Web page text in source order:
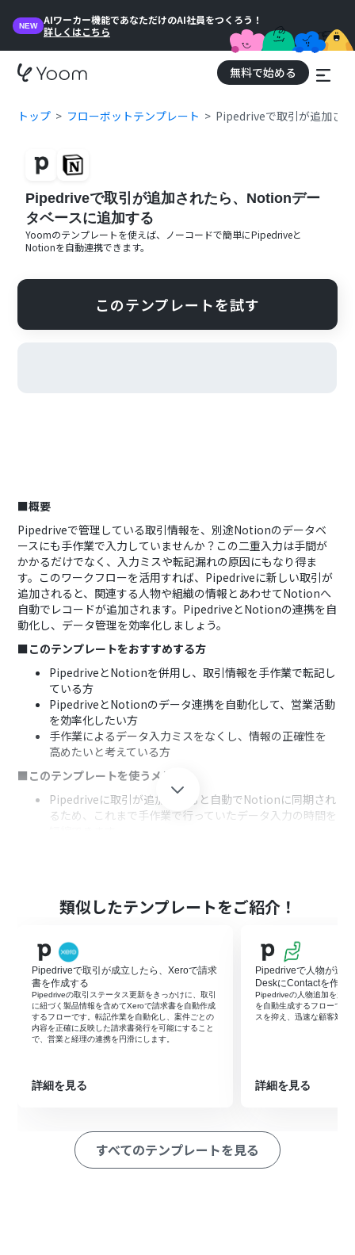
NEW
AIワーカー機能であなただけのAI社員をつくろう！
詳しくはこちら
無料で始める
トップ フローボットテンプレート Pipedriveで取引が追加さ
Pipedriveで取引が追加されたら、Notionデー
タベースに追加する
Yoomのテンプレートを使えば、ノーコードで簡単にPipedriveと
Notionを自動連携できます。
このテンプレートを試す
■概要
Pipedriveで管理している取引情報を、別途Notionのデータベ
ースにも手作業で入力していませんか？この二重入力は手間が
かかるだけでなく、入力ミスや転記漏れの原因にもなり得ま
す。このワークフローを活用すれば、Pipedriveに新しい取引が
追加されると、関連する人物や組織の情報とあわせてNotionへ
自動でレコードが追加されます。PipedriveとNotionの連携を自
動化し、データ管理を効率化しましょう。
■このテンプレートをおすすめする方
PipedriveとNotionを併用し、取引情報を手作業で転記し
ている方
PipedriveとNotionのデータ連携を自動化して、営業活動
を効率化したい方
手作業によるデータ入力ミスをなくし、情報の正確性を
高めたいと考えている方
■このテンプレートを使うメリット
Pipedriveに取引が追加されると自動でNotionに同期され
るため、これまで手作業で行っていたデータ入力の時間を
■フローボットの流れ
次に、トリガーでPipedriveを選択し、「取引が追加され
たら」というアクションを設定します。
続いて、オペレーションでPipedriveの「人物情報を取
得」アクションを設定し、トリガーで取得した取引情報に
紐づく人物データを取得します。
同様に、オペレーションでPipedriveの「組織情報を取
得」アクションを設定し、取引情報に紐づく組織データを
る」アクションを設定し、前段で取得した各種情報を任意
ペレーション」：トリガー起動後、フロー内で処理を行うアク
類似したテンプレートをご紹介！
Pipedriveで取引が成立したら、Xeroで請求
書を作成する
Pipedriveの取引ステータス更新をきっかけに、取引
に紐づく製品情報を含めてXeroで請求書を自動作成
するフローです。転記作業を自動化し、案件ごとの
内容を正確に反映した請求書発行を可能にすること
で、営業と経理の連携を円滑にします。
詳細を見る
Pipedriveで人物が追
DeskにContactを作成
Pipedriveの人物追加を起
を自動生成するフローです
スを抑え、迅速な顧客対応
詳細を見る
すべてのテンプレートを見る